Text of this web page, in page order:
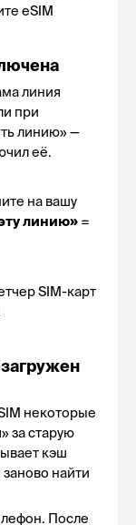
eSIM
линия
при
линию» —
её.
на вашу
линию» =
SIM-карт
некоторые
за старую
кэш
найти
После